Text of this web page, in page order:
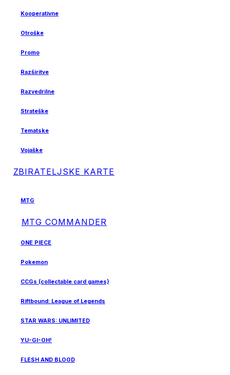
Kooperativne
Otroške
Promo
Razširitve
Razvedrilne
Strateške
Tematske
Vojaške
ZBIRATELJSKE KARTE
MTG
MTG COMMANDER
ONE PIECE
Pokemon
CCGs (collectable card games)
Riftbound: League of Legends
STAR WARS: UNLIMITED
YU-GI-OH!
FLESH AND BLOOD